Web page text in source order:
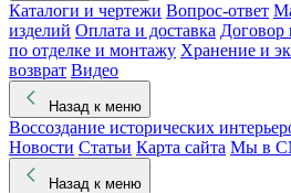
Каталоги и чертежи Вопрос-ответ
изделий Оплата и доставка Договор
по отделке и монтажу Хранение и
возврат Видео
Назад к меню
Воссоздание исторических
Новости Статьи Карта сайта Мы в
Назад к меню